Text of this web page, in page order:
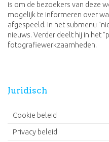
is om de bezoekers van deze
mogelijk te informeren over
afgespeeld. In het submenu
nieuws. Verder deelt hij in het
fotografiewerkzaamheden.
Juridisch
Cookie beleid
Privacy beleid